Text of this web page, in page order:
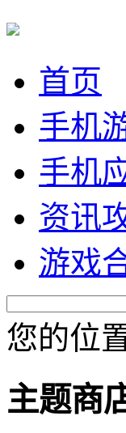
首页
手机
手机
资讯
游戏
您的位置
主题商